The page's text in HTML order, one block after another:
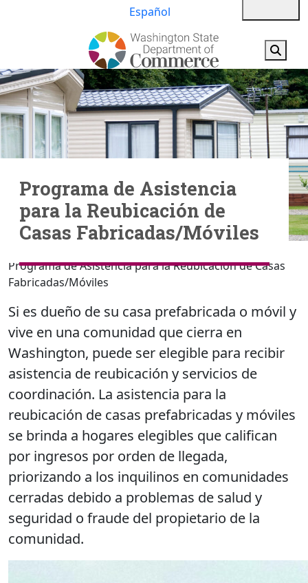
Español
Programa de Asistencia
para la Reubicación de
Casas Fabricadas/Móviles
Programa de Asistencia para la Reubicación de Casas
Fabricadas/Móviles
Si es dueño de su casa prefabricada o móvil y
vive en una comunidad que cierra en
Washington, puede ser elegible para recibir
asistencia de reubicación y servicios de
coordinación. La asistencia para la
reubicación de casas prefabricadas y móviles
se brinda a hogares elegibles que califican
por ingresos por orden de llegada,
priorizando a los inquilinos en comunidades
cerradas debido a problemas de salud y
seguridad o fraude del propietario de la
comunidad.